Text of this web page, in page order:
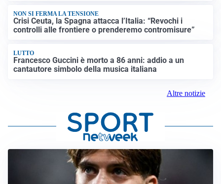
NON SI FERMA LA TENSIONE
Crisi Ceuta, la Spagna attacca l’Italia: “Revochi i
controlli alle frontiere o prenderemo contromisure”
LUTTO
Francesco Guccini è morto a 86 anni: addio a un
cantautore simbolo della musica italiana
Altre notizie